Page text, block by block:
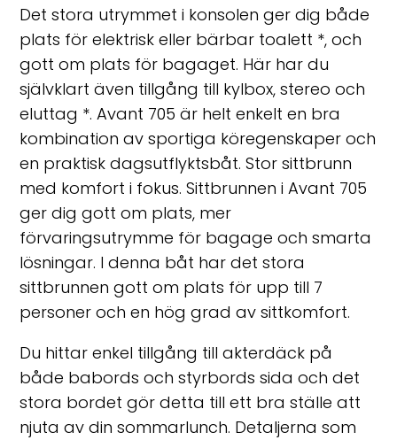
Det stora utrymmet i konsolen ger dig både
plats för elektrisk eller bärbar toalett *, och
gott om plats för bagaget. Här har du
självklart även tillgång till kylbox, stereo och
eluttag *. Avant 705 är helt enkelt en bra
kombination av sportiga köregenskaper och
en praktisk dagsutflyktsbåt. Stor sittbrunn
med komfort i fokus. Sittbrunnen i Avant 705
ger dig gott om plats, mer
förvaringsutrymme för bagage och smarta
lösningar. I denna båt har det stora
sittbrunnen gott om plats för upp till 7
personer och en hög grad av sittkomfort.
Du hittar enkel tillgång till akterdäck på
både babords och styrbords sida och det
stora bordet gör detta till ett bra ställe att
njuta av din sommarlunch. Detaljerna som